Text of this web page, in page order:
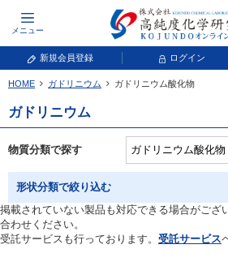
メニュー
新規会員登録 ログイン
元素記号で検索す
元素周期表をタップすると、拡大表示されます。拡大
し、一覧へ移動してください。
HOME ガドリニウム ガドリニウム酸化物
ガドリニウム
物質分類で探す
形状分類で絞り込む
掲載されていない製品も対応できる場合がござ
合わせください。
受託サービスも行っております。 受託サービス